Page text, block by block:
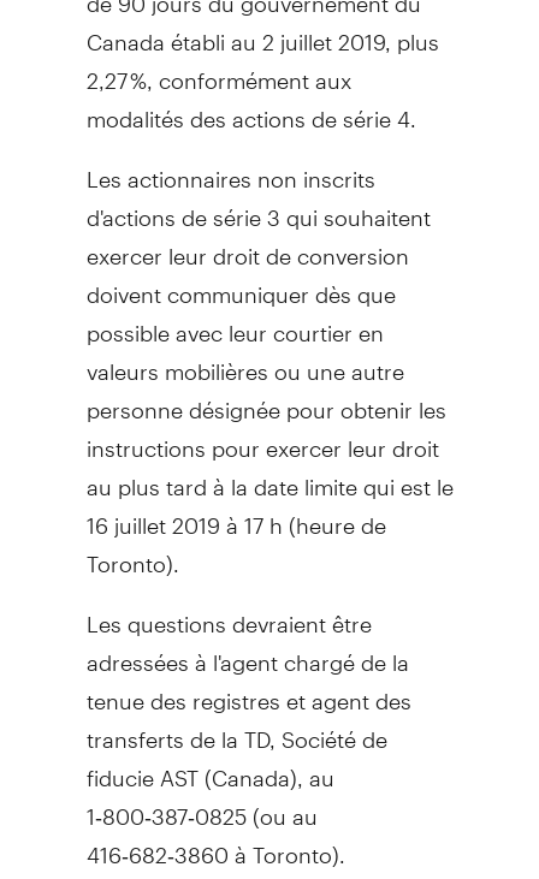
Canadaétabli au 2 juillet 2019, plus
2,27 %, conformément aux
modalités des actions de série 4.
Les actionnaires non inscrits
d'actions de série 3 qui souhaitent
exercer leur droit de conversion
doivent communiquer dès que
possible avec leur courtier en
valeurs mobilières ou une autre
personne désignée pour obtenir les
instructions pour exercer leur droit
au plus tard à la date limite qui est le
16 juillet 2019 à 17 h (heure de
Toronto).
Les questions devraient être
adressées à l'agent chargé de la
tenue des registres et agent des
transferts de la TD, Société de
fiducie AST (Canada), au
1‑800‑387‑0825 (ou au
416‑682‑3860 à Toronto).